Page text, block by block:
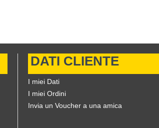
DATI CLIENTE
I miei Dati
I miei Ordini
Invia un Voucher a una amica